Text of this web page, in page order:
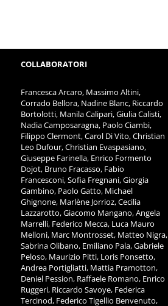
COLLABORATORI
Francesca Arcaro, Massimo Altini,
Corrado Bellora, Nadine Blanc, Riccardo
Bortolotti, Manila Calipari, Giulia Calisti,
Nadia Camposaragna, Paolo Ciambi,
Filippo Clermont, Carol Di Vito, Christian
Leo Dufour, Christian Evaspasiano,
Giuseppe Farinella, Enrico Formento
Dojot, Bruno Fracasso, Fabio
Francesconi, Sofia Fregnani, Giorgia
Gambino, Paolo Gatto, Michael
Ghignone, Marlène Jorrioz, Cecilia
Lazzarotto, Giacomo Mangano, Angela
Marrelli, Federico Mecca, Luca Mauro
Melloni, Marc Montrosset, Matteo Nigra,
Sabrina Olibano, Emiliano Pala, Gabriele
Peloso, Maurizio Pitti, Loris Ponsetto,
Andrea Portigliatti, Mattia Pramotton,
Deniel Pession, Raffaele Romano, Enrico
Ruggeri, Riccardo Savoye, Federica
Tercinod, Federico Tigellio Benvenuto,